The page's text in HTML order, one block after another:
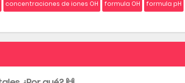
concentraciones de iones OH formula OH
formula pH